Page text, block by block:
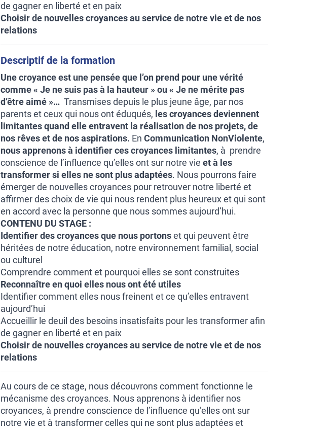
de gagner en liberté et en paix
Choisir de nouvelles croyances au service de notre vie et de nos
relations
Descriptif de la formation
Une croyance est une pensée que l’on prend pour une vérité
comme « Je ne suis pas à la hauteur » ou « Je ne mérite pas
d’être aimé »… Transmises depuis le plus jeune âge, par nos
parents et ceux qui nous ont éduqués, les croyances deviennent
limitantes quand elle entravent la réalisation de nos projets, de
nos rêves et de nos aspirations. En Communication NonViolente,
nous apprenons à identifier ces croyances limitantes, à prendre
conscience de l’influence qu’elles ont sur notre vie et à les
transformer si elles ne sont plus adaptées. Nous pourrons faire
émerger de nouvelles croyances pour retrouver notre liberté et
affirmer des choix de vie qui nous rendent plus heureux et qui sont
en accord avec la personne que nous sommes aujourd’hui.
CONTENU DU STAGE :
Identifier des croyances que nous portonset qui peuvent être
héritées de notre éducation, notre environnement familial, social
ou culturel
Comprendre comment et pourquoi elles se sont construites
Reconnaître en quoi elles nous ont été utiles
Identifier comment elles nous freinent et ce qu’elles entravent
aujourd’hui
Accueillir le deuil des besoins insatisfaits pour les transformer afin
de gagner en liberté et en paix
Choisir de nouvelles croyances au service de notre vie et de nos
relations
Au cours de ce stage, nous découvrons comment fonctionne le
mécanisme des croyances. Nous apprenons à identifier nos
croyances, à prendre conscience de l’influence qu’elles ont sur
notre vie et à transformer celles qui ne sont plus adaptées et